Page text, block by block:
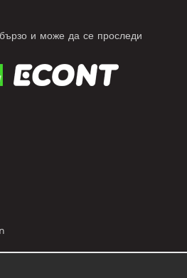
и може да се проследи